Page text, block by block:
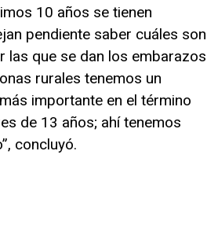
10 años se tienen
pendiente saber cuáles son
las que se dan los embarazos
rurales tenemos un
importante en el término
de 13 años; ahí tenemos
concluyó.